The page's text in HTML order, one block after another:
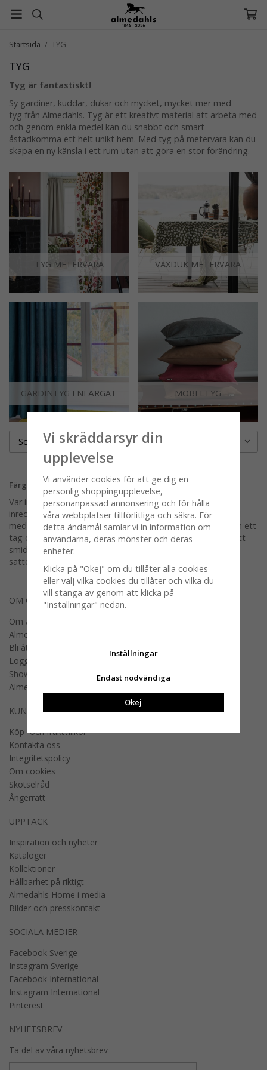
Startsida / TYG
TYG
Tyg är fantastiskt!
Sy gardiner, kuddar, dukar och mycket, mycket mer med
tyg från Almedahls. Tyg är ett kreativt material att arbeta med
och genom enkla medel kan du snabbt och smart
åstadkomma ett helt unikt hem. Med tyg på metervara kan du
skapa en ny känsla i ett rum utan att göra en stor förändring.
TYG METERVARA VAXDUK METERVARA
GARDINTYG ENFÄRGAT MÖBELTYG
Sortering
Färgglatt tyg
Var inte rädd för färgglada tyger i ditt hem. De hetaste
inredningstrenderna just nu handlar om färg. En stor fördel
med är också att det enkelt kan bytas ut och läggas undan ett
tag om trenden skulle skifta i framtiden. Eftersom det är ett
smidigt material att arbeta med är det bara fantasin som
sätter gränser för vad du kan åstadkomma!
OM OSS
Om Almedahls
Almedahls designers
Bli återförsäljare
Logga in B2B
Showroom
Almedahls offentlig miljö
KUNDSERVICE
Köp- och fraktvillkor
Kontakta oss
Integritetspolicy
Om cookies
Skötselråd
Ångerrätt
UPPTÄCK
Inspiration och nyheter
Kataloger
Kollektioner
Hållbarhet på riktigt
Almedahls Home i media
Bilder och presskontakt
SOCIALA MEDIER
Facebook Sverige
Instagram Sverige
Facebook International
Instagram International
Pinterest
NYHETSBREV
Ta del av våra nyhetsbrev
Vi skräddarsyr din
upplevelse
Vi använder cookies för att ge dig en
personlig shoppingupplevelse,
personanpassad annonsering och för hålla
våra webbplatser tillförlitliga och säkra. För
detta ändamål samlar vi in information om
användarna, deras mönster och deras
enheter.
Klicka på "Okej" om du tillåter alla cookies
eller välj vilka cookies du tillåter och vilka du
vill stänga av genom att klicka på
"Inställningar" nedan.
Inställningar
Endast nödvändiga
Okej